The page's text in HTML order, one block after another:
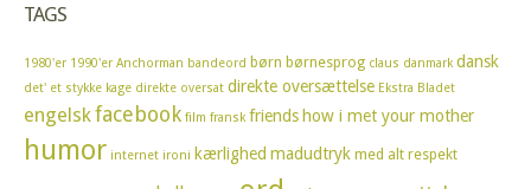
TAGS
1980'er 1990'er Anchorman bandeord børn børnesprog claus danmark dansk
det' et stykke kage direkte oversat direkte oversættelse Ekstra Bladet
engelskfacebook film fransk friends how i met your mother
humor internet ironi kærlighed madudtryk med alt respekt